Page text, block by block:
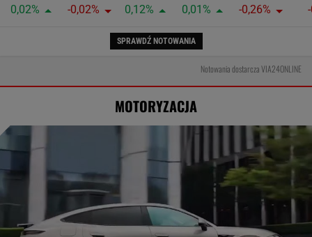
0,02%
-0,02%
0,12%
0,01%
-0,26%
SPRAWDŹ NOTOWANIA
Notowania dostarcza VIA24ONLINE
MOTORYZACJA